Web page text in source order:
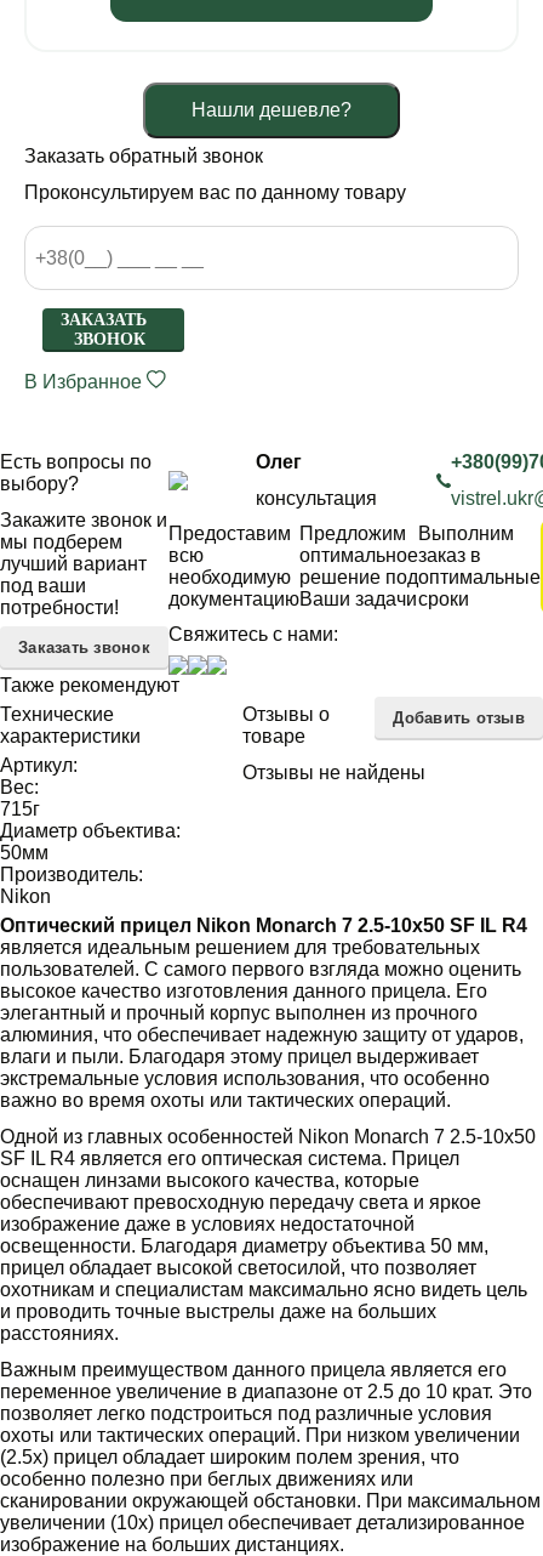
Нашли дешевле?
Заказать обратный звонок
Проконсультируем вас по данному товару
ЗАКАЗАТЬ
ЗВОНОК
В Избранное
Есть вопросы по
выбору?
Закажите звонок и
мы подберем
лучший вариант
под ваши
потребности!
Заказать звонок
Олег
консультация
Предоставим
всю
необходимую
документацию
Предложим
оптимальное
решение под
Ваши задачи
Выполним
заказ в
оптимальные
сроки
Свяжитесь с нами:
Также рекомендуют
Технические
характеристики
Артикул:
Вес:
715г
Диаметр объектива:
50мм
Производитель:
Nikon
Отзывы о
товаре
Добавить отзыв
Отзывы не найдены
Оптический прицел Nikon Monarch 7 2.5-10x50 SF IL R4
является идеальным решением для требовательных
пользователей. С самого первого взгляда можно оценить
высокое качество изготовления данного прицела. Его
элегантный и прочный корпус выполнен из прочного
алюминия, что обеспечивает надежную защиту от ударов,
влаги и пыли. Благодаря этому прицел выдерживает
экстремальные условия использования, что особенно
важно во время охоты или тактических операций.
Одной из главных особенностей Nikon Monarch 7 2.5-10x50
SF IL R4 является его оптическая система. Прицел
оснащен линзами высокого качества, которые
обеспечивают превосходную передачу света и яркое
изображение даже в условиях недостаточной
освещенности. Благодаря диаметру объектива 50 мм,
прицел обладает высокой светосилой, что позволяет
охотникам и специалистам максимально ясно видеть цель
и проводить точные выстрелы даже на больших
расстояниях.
Важным преимуществом данного прицела является его
переменное увеличение в диапазоне от 2.5 до 10 крат. Это
позволяет легко подстроиться под различные условия
охоты или тактических операций. При низком увеличении
(2.5x) прицел обладает широким полем зрения, что
особенно полезно при беглых движениях или
сканировании окружающей обстановки. При максимальном
увеличении (10x) прицел обеспечивает детализированное
изображение на больших дистанциях.